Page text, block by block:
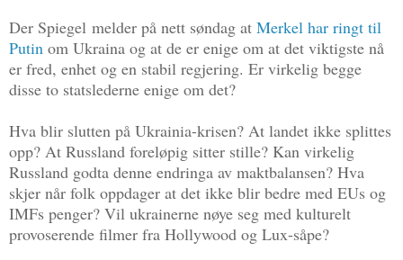
Der Spiegel melder på nett søndag at Merkel har ringt til
Putin om Ukraina og at de er enige om at det viktigste nå
er fred, enhet og en stabil regjering. Er virkelig begge
disse to statslederne enige om det?
Hva blir slutten på Ukrainia-krisen? At landet ikke splittes
opp? At Russland foreløpig sitter stille? Kan virkelig
Russland godta denne endringa av maktbalansen? Hva
skjer når folk oppdager at det ikke blir bedre med EUs og
IMFs penger? Vil ukrainerne nøye seg med kulturelt
provoserende filmer fra Hollywood og Lux-såpe?